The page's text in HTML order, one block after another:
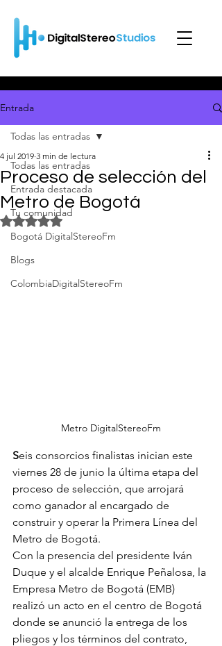
Entrada
Todas las entradas
Entrada destacada
Tu comunidad
Bogotá DigitalStereoFm
Blogs
ColombiaDigitalStereoFm
Todas las entradas
Proceso de selección del
Metro de Bogotá
4 jul 2019 3 min de lectura
Obtuvo NaN de 5 estrellas.
Metro DigitalStereoFm
Seis consorcios finalistas inician este
viernes 28 de junio la última etapa del
proceso de selección, que arrojará
como ganador al encargado de
construir y operar la Primera Línea del
Metro de Bogotá.
Con la presencia del presidente Iván
Duque y el alcalde Enrique Peñalosa, la
Empresa Metro de Bogotá (EMB)
realizó un acto en el centro de Bogotá
donde se anunció la entrega de los
pliegos y los términos del contrato,